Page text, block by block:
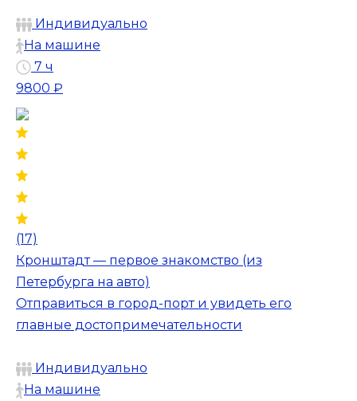
Индивидуально
На машине
7 ч
9800 ₽
(17)
Кронштадт — первое знакомство (из
Петербурга на авто)
Отправиться в город-порт и увидеть его
главные достопримечательности
Индивидуально
На машине